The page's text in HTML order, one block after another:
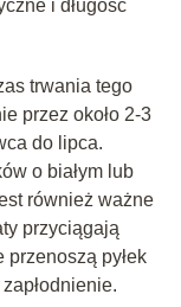
i długość
trwania tego
przez około 2-3
do lipca.
o białym lub
również ważne
przyciągają
przenoszą pyłek